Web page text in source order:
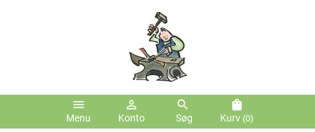
menu
Menu
person_outline
Konto
search
Søg
shopping_bag
Kurv (0)